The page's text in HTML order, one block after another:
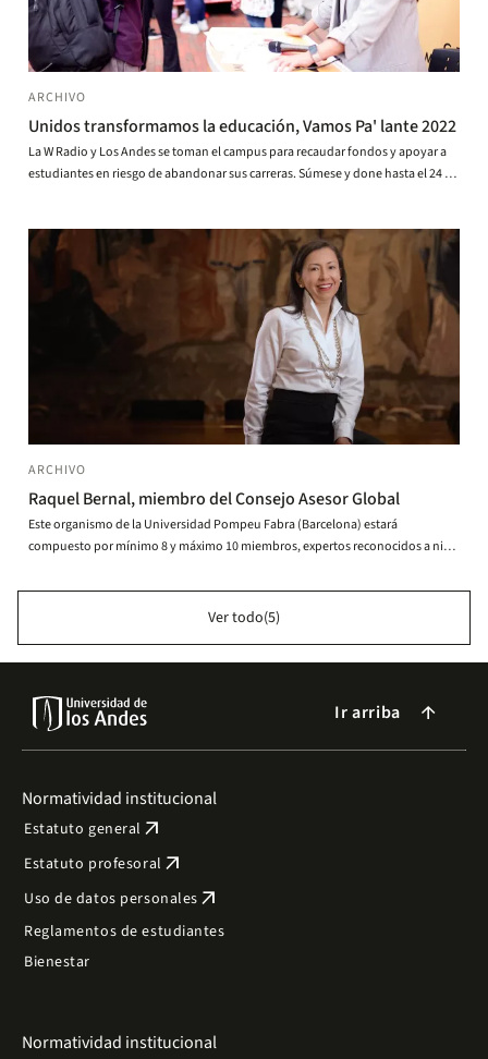
ARCHIVO
Unidos transformamos la educación, Vamos Pa' lante 2022
La W Radio y Los Andes se toman el campus para recaudar fondos y apoyar a
estudiantes en riesgo de abandonar sus carreras. Súmese y done hasta el 24 de
ARCHIVO
Raquel Bernal, miembro del Consejo Asesor Global
Este organismo de la Universidad Pompeu Fabra (Barcelona) estará
compuesto por mínimo 8 y máximo 10 miembros, expertos reconocidos a nivel
Ver todo(5)
Ir arriba arrow_forward
Normatividad institucional
Estatuto general arrow_outward
Estatuto profesoral arrow_outward
Uso de datos personales arrow_outward
Reglamentos de estudiantes
Bienestar
Normatividad institucional